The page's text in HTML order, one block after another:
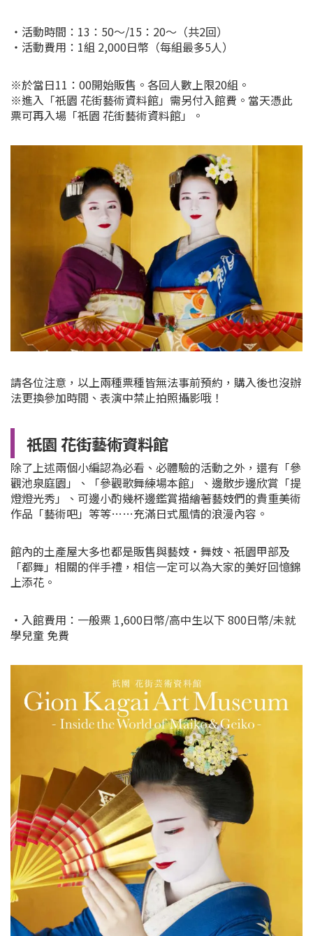
・活動時間：13：50～/15：20～（共2回）
・活動費用：1組 2,000日幣（每組最多5人）
※於當日11：00開始販售。各回人數上限20組。
※進入「祇園 花街藝術資料館」需另付入館費。當天憑此
票可再入場「祇園 花街藝術資料館」。
請各位注意，以上兩種票種皆無法事前預約，購入後也沒辦
法更換參加時間、表演中禁止拍照攝影哦！
祇園 花街藝術資料館
除了上述兩個小編認為必看、必體驗的活動之外，還有「參
觀池泉庭園」、「參觀歌舞練場本館」、邊散步邊欣賞「提
燈燈光秀」、可邊小酌幾杯邊鑑賞描繪著藝妓們的貴重美術
作品「藝術吧」等等……充滿日式風情的浪漫內容。
館內的土產屋大多也都是販售與藝妓・舞妓、祇園甲部及
「都舞」相關的伴手禮，相信一定可以為大家的美好回憶錦
上添花。
・入館費用：一般票 1,600日幣/高中生以下 800日幣/未就
學兒童 免費